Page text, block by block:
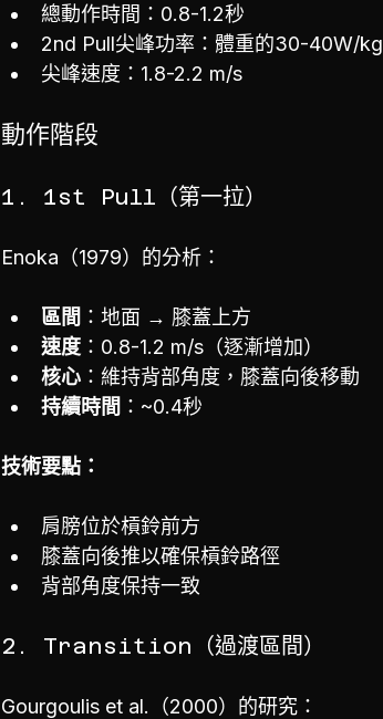
總動作時間：0.8-1.2秒
2nd Pull尖峰功率：體重的30-40W/kg
尖峰速度：1.8-2.2 m/s
動作階段
1. 1st Pull（第一拉）
Enoka（1979）的分析：
區間 ：地面 → 膝蓋上方
速度 ：0.8-1.2 m/s（逐漸增加）
核心 ：維持背部角度，膝蓋向後移動
持續時間 ：~0.4秒
技術要點：
肩膀位於槓鈴前方
膝蓋向後推以確保槓鈴路徑
背部角度保持一致
2. Transition（過渡區間）
Gourgoulis et al.（2000）的研究：